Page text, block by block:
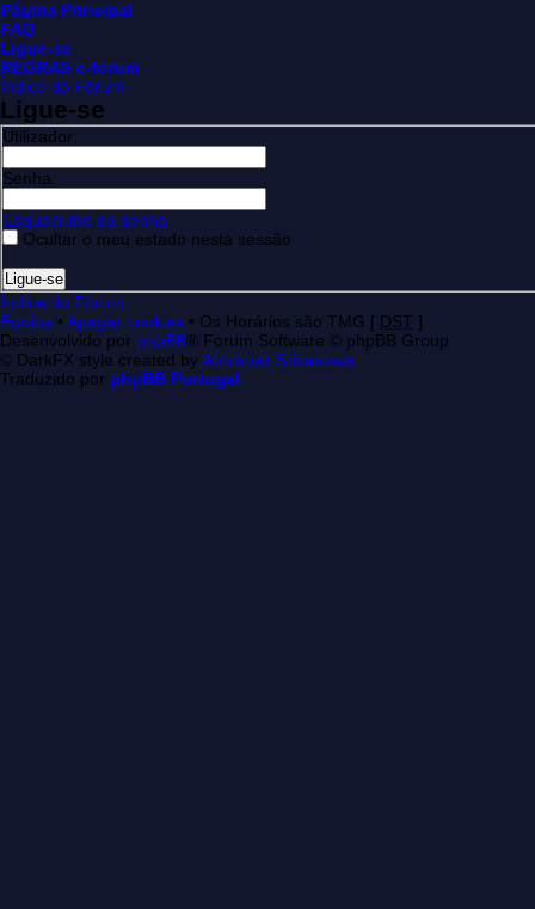
Página Principal
FAQ
Ligue-se
REGRAS e-forum
Índice do Fórum
Ligue-se
Utilizador:
Senha:
Esqueci-me da senha
Ocultar o meu estado nesta sessão
Índice do Fórum
Equipa • Apagar cookies • Os Horários são TMG [ DST ]
Desenvolvido por phpBB® Forum Software © phpBB Group
© DarkFX style created byAbhishek Srivastava
Traduzido por phpBB Portugal